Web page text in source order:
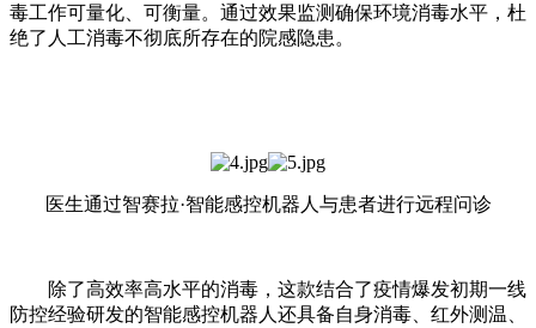
毒工作可量化、可衡量。通过效果监测确保环境消毒水平，杜
绝了人工消毒不彻底所存在的院感隐患。
医生通过智赛拉·智能感控机器人与患者进行远程问诊
除了高效率高水平的消毒，这款结合了疫情爆发初期一线
防控经验研发的智能感控机器人还具备自身消毒、红外测温、